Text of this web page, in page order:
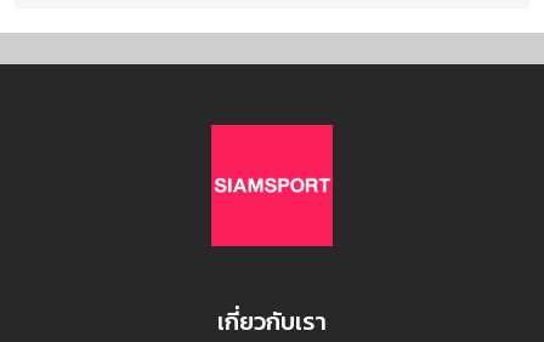
เกี่ยวกับเรา